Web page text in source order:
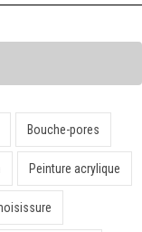
Bouche-pores
Peinture acrylique